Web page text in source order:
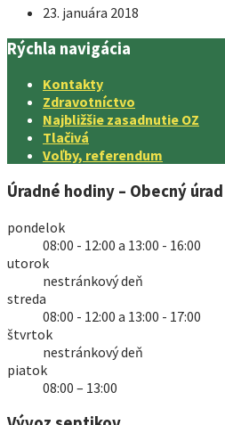
23. januára 2018
Rýchla navigácia
Kontakty
Zdravotníctvo
Najbližšie zasadnutie OZ
Tlačivá
Voľby, referendum
Úradné hodiny – Obecný úrad
pondelok
08:00 - 12:00 a 13:00 - 16:00
utorok
nestránkový deň
streda
08:00 - 12:00 a 13:00 - 17:00
štvrtok
nestránkový deň
piatok
08:00 – 13:00